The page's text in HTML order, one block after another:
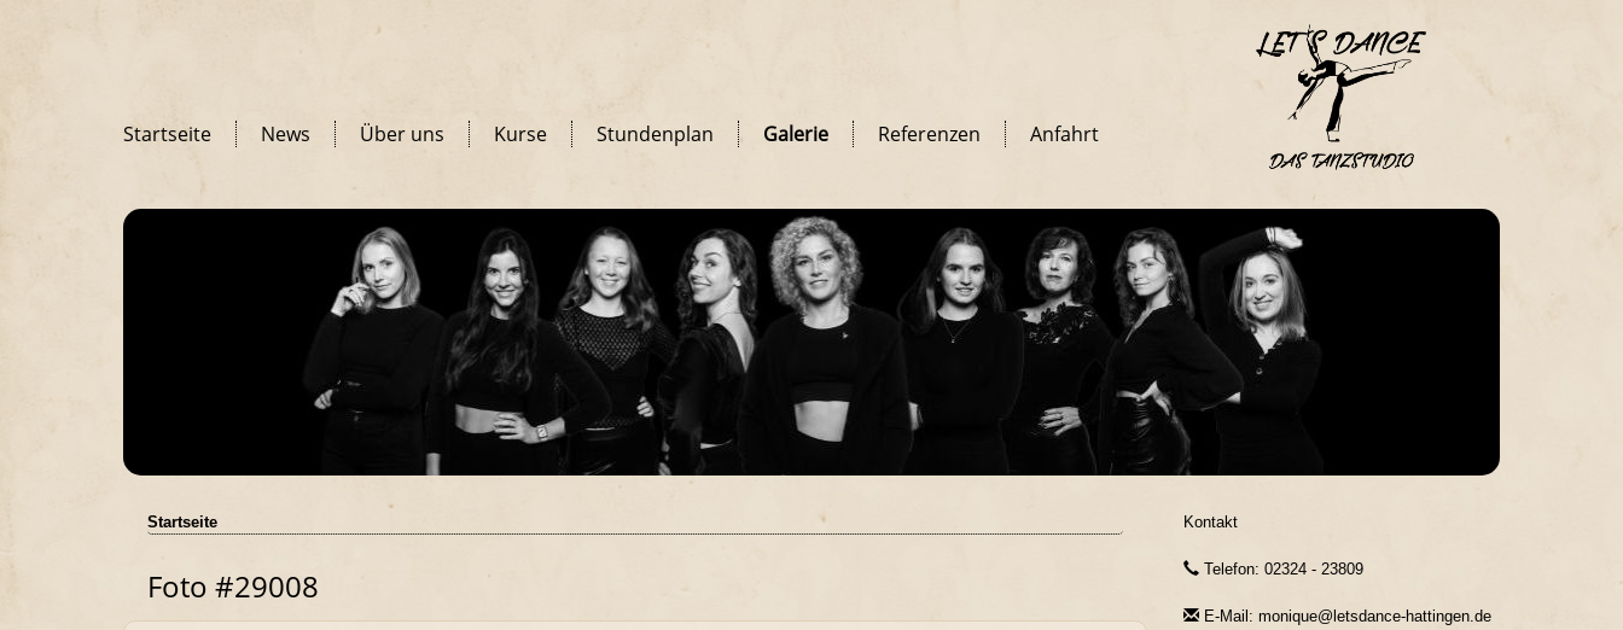
Startseite News Über uns Kurse Stundenplan Galerie Referenzen Anfahrt
Startseite
Foto #29008
Kontakt
Telefon: 02324 - 23809
E-Mail: monique@letsdance-hattingen.de